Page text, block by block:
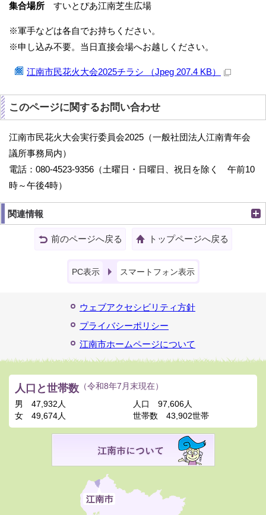
集合場所 すいとぴあ江南芝生広場
※軍手などは各自でお持ちください。
※申し込み不要。当日直接会場へお越しください。
江南市民花火大会2025チラシ （Jpeg 207.4 KB）
このページに関するお問い合わせ
江南市民花火大会実行委員会2025（一般社団法人江南青年会
議所事務局内）
電話：080-4523-9356（土曜日・日曜日、祝日を除く 午前10
時～午後4時）
関連情報
前のページへ戻る トップページへ戻る
PC表示 スマートフォン表示
ウェブアクセシビリティ方針
プライバシーポリシー
江南市ホームページについて
人口と世帯数 （令和8年7月末現在）
男
47,932人
女
49,674人
人口
97,606人
世帯数
43,902世帯